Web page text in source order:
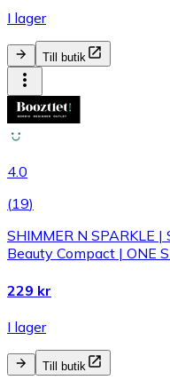
I lager
Till butik
4.0
(19)
SHIMMER N SPARKLE
Beauty Compact | ONE
229 kr
I lager
Till butik